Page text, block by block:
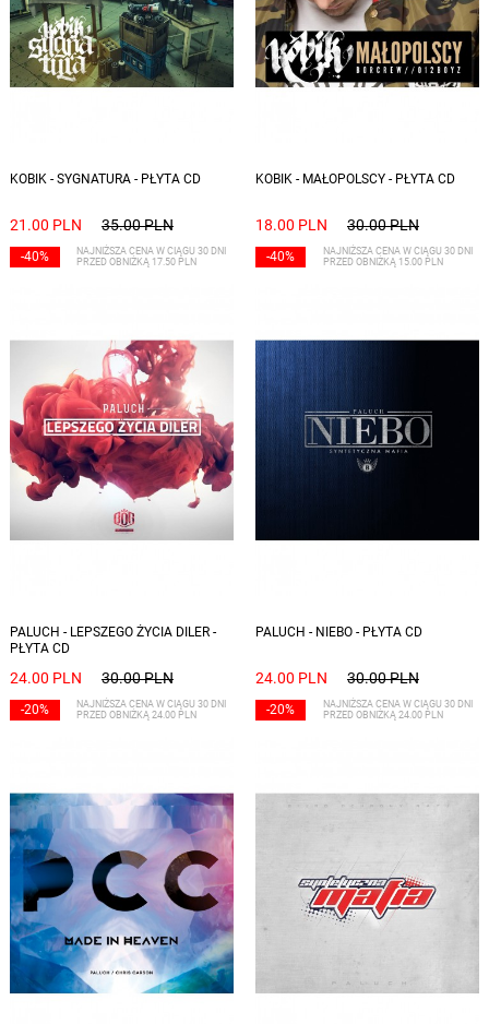
KOBIK - SYGNATURA - PŁYTA CD
21.00 PLN 35.00 PLN
-40%
NAJNIŻSZA CENA W CIĄGU 30 DNI
PRZED OBNIŻKĄ 17.50 PLN
KOBIK - MAŁOPOLSCY - PŁYTA CD
18.00 PLN 30.00 PLN
-40%
NAJNIŻSZA CENA W CIĄGU 30 DNI
PRZED OBNIŻKĄ 15.00 PLN
PALUCH - LEPSZEGO ŻYCIA DILER -
PŁYTA CD
24.00 PLN 30.00 PLN
-20%
NAJNIŻSZA CENA W CIĄGU 30 DNI
PRZED OBNIŻKĄ 24.00 PLN
PALUCH - NIEBO - PŁYTA CD
24.00 PLN 30.00 PLN
-20%
NAJNIŻSZA CENA W CIĄGU 30 DNI
PRZED OBNIŻKĄ 24.00 PLN